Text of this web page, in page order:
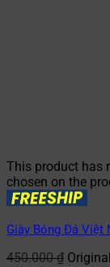
This product has
chosen on the
Giày Bóng Đá Việt
450.000₫